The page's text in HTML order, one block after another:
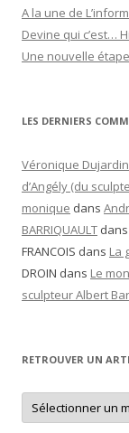
A la une de
Devine qui c’est…
Une nouvelle
LES DERNIERS
Véronique Dujardin
d’Angély (du
monique dans
BARRIQUAULT dans
FRANCOIS dans La
DROIN dans Le
sculpteur Albert
RETROUVER UN
Retrouver
un
article